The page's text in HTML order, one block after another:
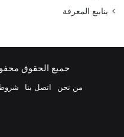
ينابيع المعرفة
جميع الحقوق
من نحن اتصل بنا شروط